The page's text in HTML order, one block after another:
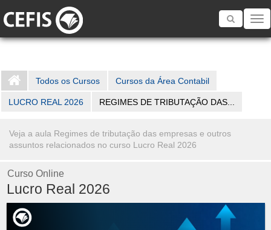
Toggle
Todos os Cursos Cursos da Área Contabil
LUCRO REAL 2026 REGIMES DE TRIBUTAÇÃO DAS...
Veja a aula Regimes de tributação das empresas e outros
assuntos relacionados no curso Lucro Real 2026
Curso Online
Lucro Real 2026